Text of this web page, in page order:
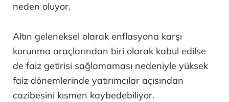
neden oluyor.
Altın geleneksel olarak enflasyona karşı
korunma araçlarından biri olarak kabul edilse
de faiz getirisi sağlamaması nedeniyle yüksek
faiz dönemlerinde yatırımcılar açısından
cazibesini kısmen kaybedebiliyor.